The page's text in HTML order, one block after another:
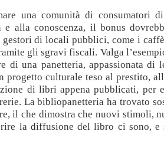
una comunità di consumatori
e alla conoscenza, il bonus
gestori di locali pubblici, come i
gli sgravi fiscali. Valga
di una panetteria, appassionata di
progetto culturale teso al prestito,
di libri appena pubblicati, per
La bibliopanetteria ha trovato
il che dimostra che nuovi stimoli,
la diffusione del libro ci sono, e